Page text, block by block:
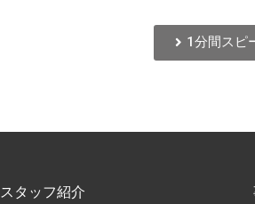
1分間スピ
スタッフ紹介